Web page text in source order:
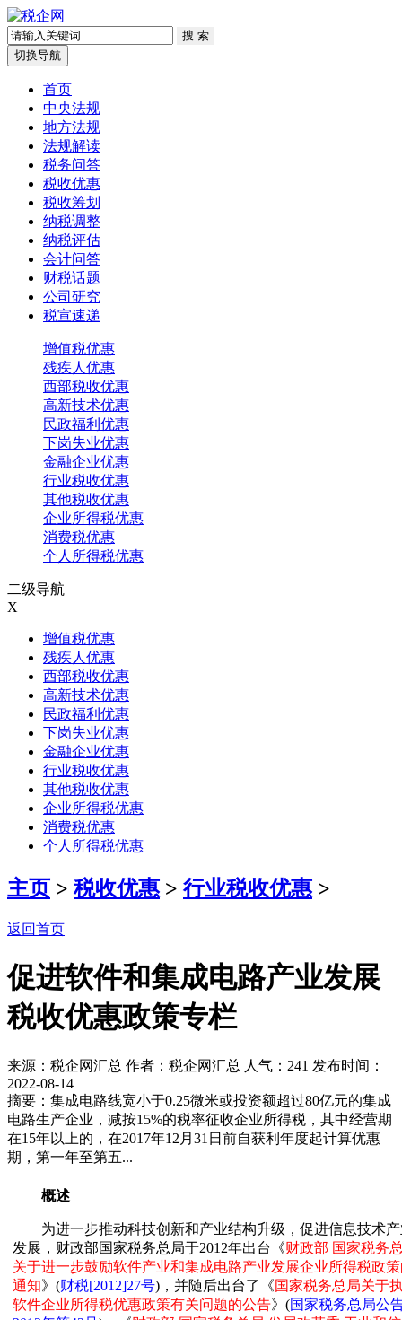
切换导航
首页
中央法规
地方法规
法规解读
税务问答
税收优惠
税收筹划
纳税调整
纳税评估
会计问答
财税话题
公司研究
税宣速递
增值税优惠
残疾人优惠
西部税收优惠
高新技术优惠
民政福利优惠
下岗失业优惠
金融企业优惠
行业税收优惠
其他税收优惠
企业所得税优惠
消费税优惠
个人所得税优惠
二级导航
X
增值税优惠
残疾人优惠
西部税收优惠
高新技术优惠
民政福利优惠
下岗失业优惠
金融企业优惠
行业税收优惠
其他税收优惠
企业所得税优惠
消费税优惠
个人所得税优惠
主页 > 税收优惠> 行业税收优惠>
返回首页
促进软件和集成电路产业发展
税收优惠政策专栏
来源：税企网汇总 作者：税企网汇总 人气： 241 发布时间：
2022-08-14
摘要：集成电路线宽小于0.25微米或投资额超过80亿元的集成
电路生产企业，减按15%的税率征收企业所得税，其中经营期
在15年以上的，在2017年12月31日前自获利年度起计算优惠
期，第一年至第五...
概述
为进一步推动科技创新和产业结构升级，促进信息技术产
发展，财政部国家税务总局于2012年出台《财政部 国家税务
关于进一步鼓励软件产业和集成电路产业发展企业所得税政
通知》(财税[2012]27号)，并随后出台了《国家税务总局关于
软件企业所得税优惠政策有关问题的公告》(国家税务总局公